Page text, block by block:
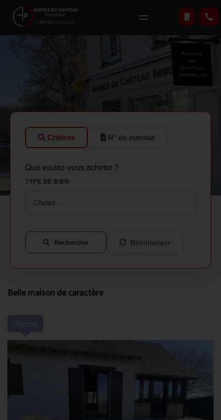
Critères N° de mandat
Que voulez-vous acheter ?
TYPE DE BIEN
Choisir...
Rechercher Réinitialiser
Belle maison de caractère